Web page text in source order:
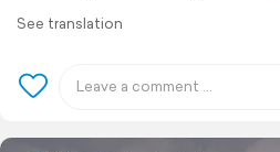
See translation